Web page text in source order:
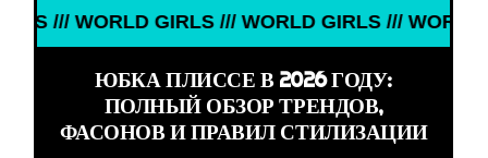
GIRLS /// WORLD GIRLS /// WORLD GIRLS ///
ЮБКА ПЛИССЕ В 2026 ГОДУ:
ПОЛНЫЙ ОБЗОР ТРЕНДОВ,
ФАСОНОВ И ПРАВИЛ СТИЛИЗАЦИИ